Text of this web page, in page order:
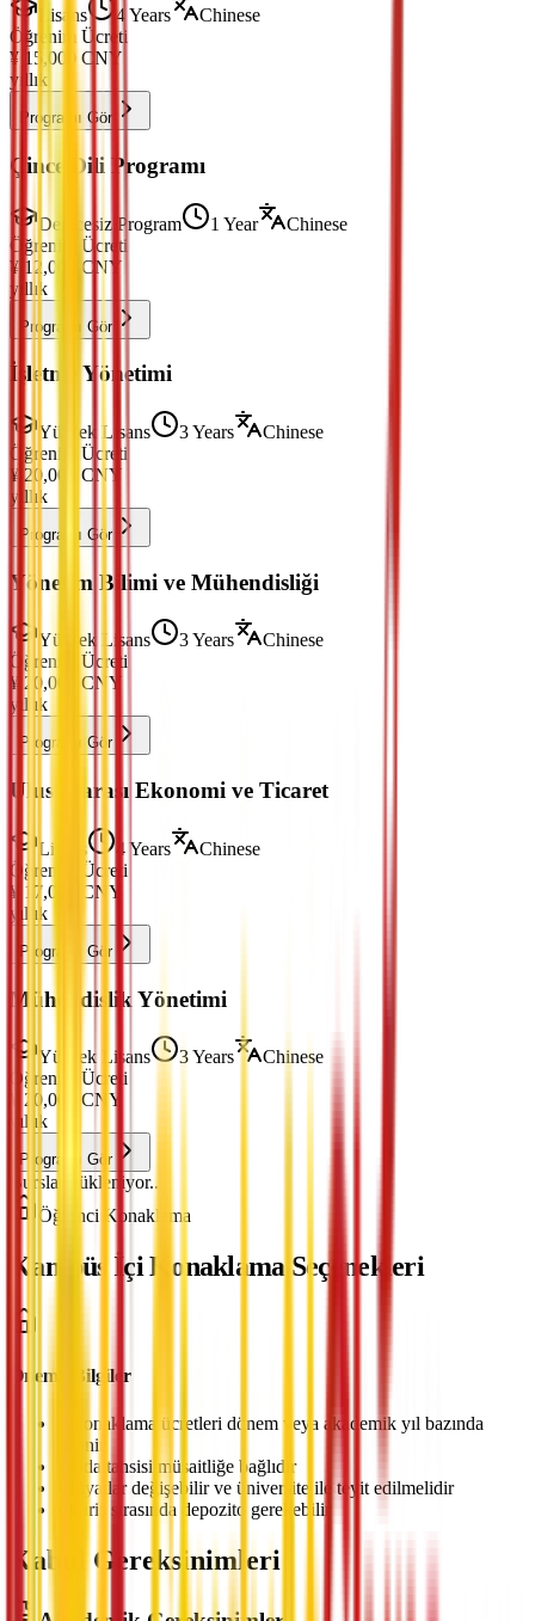
Lisans 4 Years
Chinese
Öğrenim Ücreti
¥ 15,000
CNY
yıllık
Programı Gör
Çince Dili Programı
Derecesiz Program 1 Year
Chinese
Öğrenim Ücreti
¥ 12,000
CNY
yıllık
Programı Gör
İşletme Yönetimi
Yüksek Lisans 3 Years
Chinese
Öğrenim Ücreti
¥ 20,000
CNY
yıllık
Programı Gör
Yönetim Bilimi ve Mühendisliği
Yüksek Lisans 3 Years
Chinese
Öğrenim Ücreti
¥ 20,000
CNY
yıllık
Programı Gör
Uluslararası Ekonomi ve Ticaret
Lisans 4 Years
Chinese
Öğrenim Ücreti
¥ 17,000
CNY
yıllık
Programı Gör
Mühendislik Yönetimi
Yüksek Lisans 3 Years
Chinese
Öğrenim Ücreti
20,000
CNY
yıllık
Programı Gör
Burslar yükleniyor...
Öğrenci Konaklama
Kampüs İçi Konaklama Seçenekleri
Önemli Bilgiler
Konaklama ücretleri dönem veya akademik yıl bazında
ödenir
Oda tahsisi müsaitliğe bağlıdır
Fiyatlar değişebilir ve üniversite ile teyit edilmelidir
Giriş sırasında depozito gerekebilir
Kabul Gereksinimleri